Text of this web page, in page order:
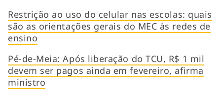
Restrição ao uso do celular nas escolas: quais
são as orientações gerais do MEC às redes de
ensino
Pé-de-Meia: Após liberação do TCU, R$ 1 mil
devem ser pagos ainda em fevereiro, afirma
ministro